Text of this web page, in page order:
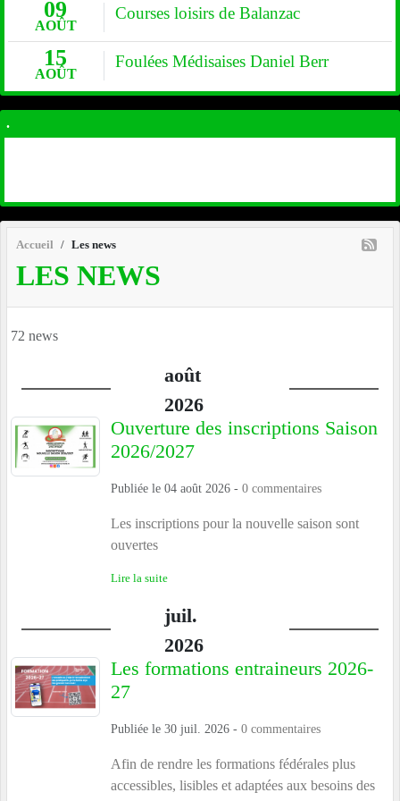
Accueil Les news
LES NEWS
72 news
août
2026
Ouverture des inscriptions Saison
2026/2027
Publiée le 04 août 2026 - 0 commentaires
Les inscriptions pour la nouvelle saison sont
ouvertes
Lire la suite
juil.
2026
Les formations entraineurs 2026-
27
Publiée le 30 juil. 2026 - 0 commentaires
Afin de rendre les formations fédérales plus
accessibles, lisibles et adaptées aux besoins des
09
AOÛT
Courses loisirs de Balanzac
15
AOÛT
Foulées Médisaises Daniel Berr
.